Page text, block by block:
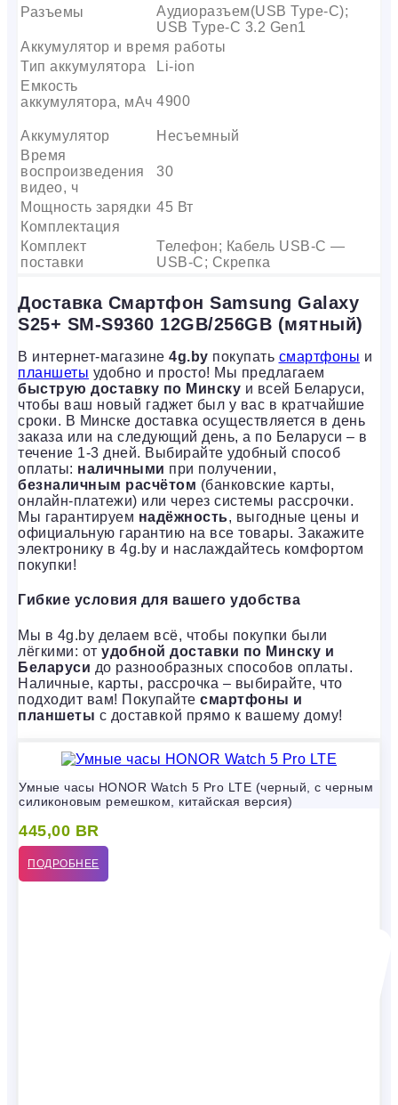
Разъемы
Аудиоразъем(USB Type-C);
USB Type-C 3.2 Gen1
Аккумулятор и время работы
Тип аккумулятора
Li-ion
Емкость
аккумулятора, мАч 4900
Аккумулятор
Несъемный
Время
воспроизведения
видео, ч
30
Мощность зарядки 45 Вт
Комплектация
Комплект
поставки
Телефон; Кабель USB-C —
USB-C; Скрепка
Доставка Смартфон Samsung Galaxy
S25+ SM-S9360 12GB/256GB (мятный)
В интернет-магазине 4g.by покупать смартфоны и
планшеты удобно и просто! Мы предлагаем
быструю доставку по Минску и всей Беларуси,
чтобы ваш новый гаджет был у вас в кратчайшие
сроки. В Минске доставка осуществляется в день
заказа или на следующий день, а по Беларуси – в
течение 1-3 дней. Выбирайте удобный способ
оплаты: наличными при получении,
безналичным расчётом (банковские карты,
онлайн-платежи) или через системы рассрочки.
Мы гарантируем надёжность, выгодные цены и
официальную гарантию на все товары. Закажите
электронику в 4g.by и наслаждайтесь комфортом
покупки!
Гибкие условия для вашего удобства
Мы в 4g.by делаем всё, чтобы покупки были
лёгкими: от удобной доставки по Минску и
Беларуси до разнообразных способов оплаты.
Наличные, карты, рассрочка – выбирайте, что
подходит вам! Покупайте смартфоны и
планшеты с доставкой прямо к вашему дому!
Умные часы HONOR Watch 5 Pro LTE (черный, с черным
силиконовым ремешком, китайская версия)
445,00 BR
ПОДРОБНЕЕ